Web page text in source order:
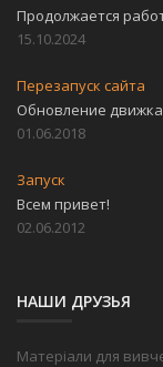
Продолжается
15.10.2024
Перезапуск сайта
Обновление
01.06.2018
Запуск
Всем привет!
02.06.2012
НАШИ ДРУЗЬЯ
Матеріали для